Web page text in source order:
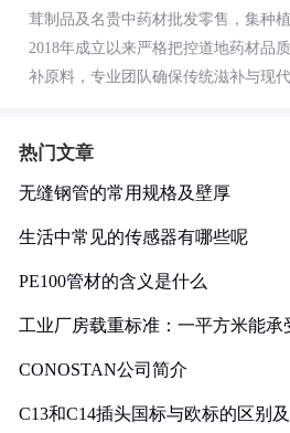
茸制品及名贵中药材批发零售，集种
2018年成立以来严格把控道地药材品
补原料，专业团队确保传统滋补与现
热门文章
无缝钢管的常用规格及壁厚
生活中常见的传感器有哪些呢
PE100管材的含义是什么
工业厂房载重标准：一平方米能承
CONOSTAN公司简介
C13和C14插头国标与欧标的区别